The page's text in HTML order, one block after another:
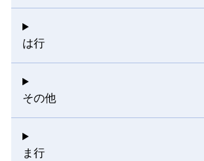
は行
その他
ま行